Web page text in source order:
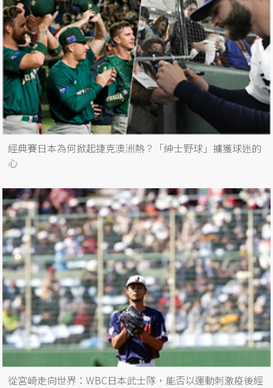
經典賽日本為何掀起捷克澳洲熱？「紳士野球」擄獲球迷的
心
從宮崎走向世界：WBC日本武士隊，能否以運動刺激疫後經